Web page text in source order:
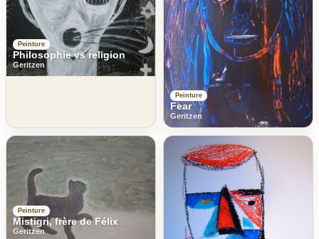
Peinture
Philosophie vs religion
Geritzen
Peinture
Fear
Geritzen
Peinture
Mistigri, frère de Félix
Geritzen